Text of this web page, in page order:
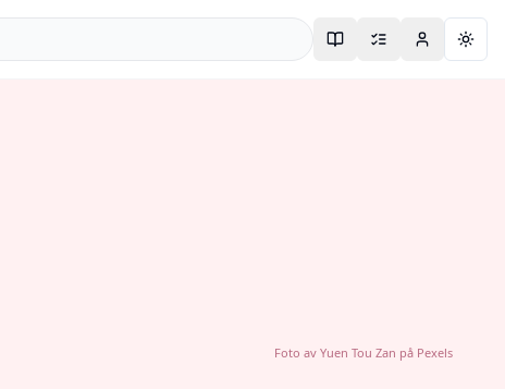
Foto av Yuen Tou Zan på Pexels